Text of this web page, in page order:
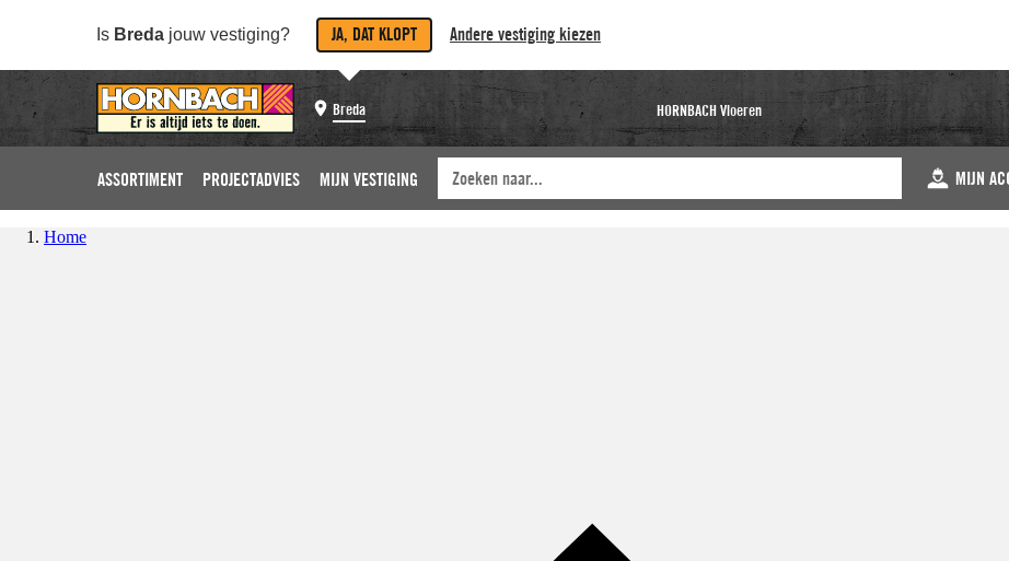
Is Breda jouw vestiging? JA, DAT KLOPT Andere vestiging kiezen
Breda HORNBACH Vloeren
ASSORTIMENT PROJECTADVIES MIJN VESTIGING MIJN
Home